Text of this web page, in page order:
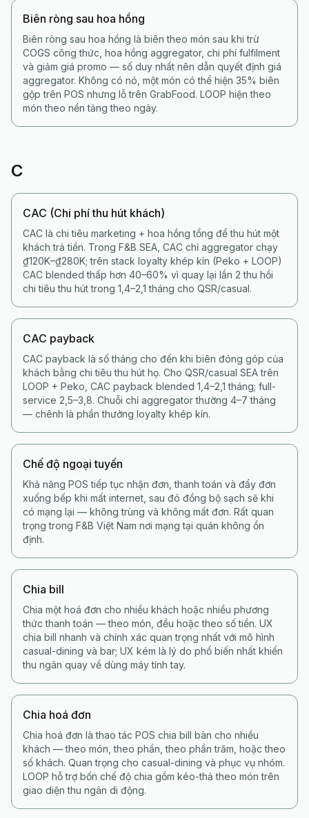
Biên ròng sau hoa hồng
Biên ròng sau hoa hồng là biên theo món sau khi trừ
COGS công thức, hoa hồng aggregator, chi phí fulfilment
và giảm giá promo — số duy nhất nên dẫn quyết định giá
aggregator. Không có nó, một món có thể hiện 35% biên
gộp trên POS nhưng lỗ trên GrabFood. LOOP hiện theo
món theo nền tảng theo ngày.
C
CAC (Chi phí thu hút khách)
CAC là chi tiêu marketing + hoa hồng tổng để thu hút một
khách trả tiền. Trong F&B SEA, CAC chỉ aggregator chạy
₫120K–₫280K; trên stack loyalty khép kín (Peko + LOOP)
CAC blended thấp hơn 40–60% vì quay lại lần 2 thu hồi
chi tiêu thu hút trong 1,4–2,1 tháng cho QSR/casual.
CAC payback
CAC payback là số tháng cho đến khi biên đóng góp của
khách bằng chi tiêu thu hút họ. Cho QSR/casual SEA trên
LOOP + Peko, CAC payback blended 1,4–2,1 tháng; full-
service 2,5–3,8. Chuỗi chỉ aggregator thường 4–7 tháng
— chênh là phần thưởng loyalty khép kín.
Chế độ ngoại tuyến
Khả năng POS tiếp tục nhận đơn, thanh toán và đẩy đơn
xuống bếp khi mất internet, sau đó đồng bộ sạch sẽ khi
có mạng lại — không trùng và không mất đơn. Rất quan
trọng trong F&B Việt Nam nơi mạng tại quán không ổn
định.
Chia bill
Chia một hoá đơn cho nhiều khách hoặc nhiều phương
thức thanh toán — theo món, đều hoặc theo số tiền. UX
chia bill nhanh và chính xác quan trọng nhất với mô hình
casual-dining và bar; UX kém là lý do phổ biến nhất khiến
thu ngân quay về dùng máy tính tay.
Chia hoá đơn
Chia hoá đơn là thao tác POS chia bill bàn cho nhiều
khách — theo món, theo phần, theo phần trăm, hoặc theo
số khách. Quan trọng cho casual-dining và phục vụ nhóm.
LOOP hỗ trợ bốn chế độ chia gồm kéo-thả theo món trên
giao diện thu ngân di động.